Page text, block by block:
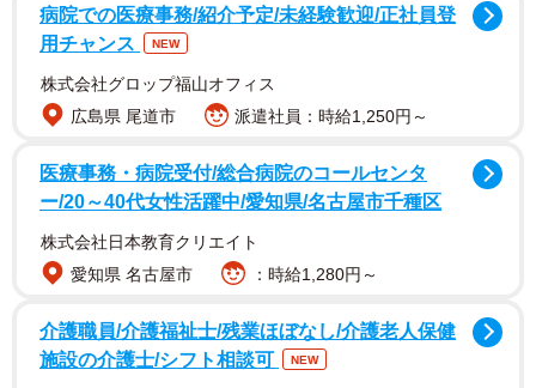
② 端を切り落とさないように切り込みを入れる。
③ 真ん中に向かって放射状に切って完成！
病院での医療事務/紹介予定/未経験歓迎/正社員登
用チャンス
NEW
株式会社グロップ福山オフィス
広島県 尾道市
派遣社員：時給1,250円～
医療事務・病院受付/総合病院のコールセンタ
ー/20～40代女性活躍中/愛知県/名古屋市千種区
株式会社日本教育クリエイト
愛知県 名古屋市
：時給1,280円～
介護職員/介護福祉士/残業ほぼなし/介護老人保健
施設の介護士/シフト相談可
NEW